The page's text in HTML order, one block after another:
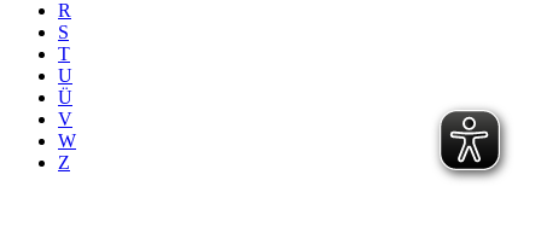
R
S
T
U
Ü
V
W
Z